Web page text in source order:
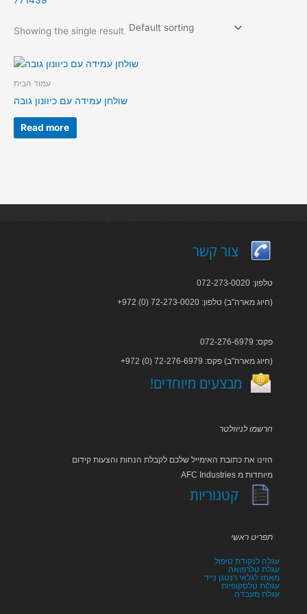
Showing the single result
עמוד הבית
שולחן עמידה עם כיוונון גובה
Read more
צור קשר
טלפון: 072-273-0020
+972 (0) 72-273-0020 :חיוג מארה"ב) טלפון)
פקס: 072-276-6979
+972 (0) 72-276-6979 :חיוג מארה"ב) פקס)
!מבצעים מיוחדים
הרשמו לניוזלטר
הזינו את כתובת האימייל שלכם לקבלת הנחות והצעות קידום
AFC Industries מיוחדות מ
קטגוריות
תפריט ראשי
עגלה לנקודת טיפול
עגלת טלרפואה
מאחז לגלאי רנטגן נייד
עגלות טלסקופיות
עגלת מעבדה